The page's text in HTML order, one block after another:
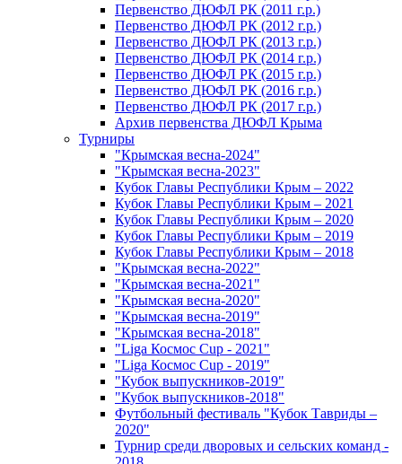
Первенство ДЮФЛ РК (2011 г.р.)
Первенство ДЮФЛ РК (2012 г.р.)
Первенство ДЮФЛ РК (2013 г.р.)
Первенство ДЮФЛ РК (2014 г.р.)
Первенство ДЮФЛ РК (2015 г.р.)
Первенство ДЮФЛ РК (2016 г.р.)
Первенство ДЮФЛ РК (2017 г.р.)
Архив первенства ДЮФЛ Крыма
Турниры
"Крымская весна-2024"
"Крымская весна-2023"
Кубок Главы Республики Крым – 2022
Кубок Главы Республики Крым – 2021
Кубок Главы Республики Крым – 2020
Кубок Главы Республики Крым – 2019
Кубок Главы Республики Крым – 2018
"Крымская весна-2022"
"Крымская весна-2021"
"Крымская весна-2020"
"Крымская весна-2019"
"Крымская весна-2018"
"Liga Космос Cup - 2021"
"Liga Космос Cup - 2019"
"Кубок выпускников-2019"
"Кубок выпускников-2018"
Футбольный фестиваль "Кубок Тавриды –
2020"
Турнир среди дворовых и сельских команд -